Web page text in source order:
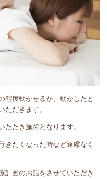
程度動かせるか、動かしたと
ただきます。
ただき施術となります。
きたくなった時など遠慮なく
計画のお話をさせていただき